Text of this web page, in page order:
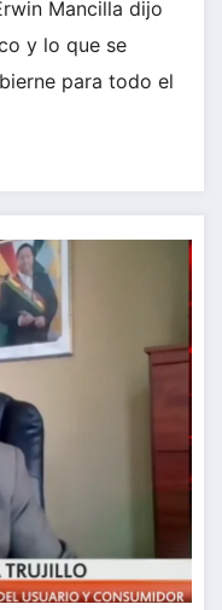
Mancilla dijo
y lo que se
para todo el